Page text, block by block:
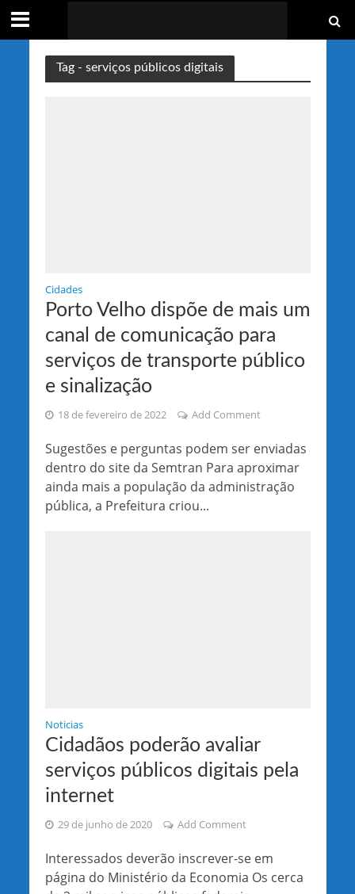
Tag - serviços públicos digitais
Cidades
Porto Velho dispõe de mais um
canal de comunicação para
serviços de transporte público
e sinalização
18 de fevereiro de 2022 Add Comment
Sugestões e perguntas podem ser enviadas
dentro do site da Semtran Para aproximar
ainda mais a população da administração
pública, a Prefeitura criou...
Noticias
Cidadãos poderão avaliar
serviços públicos digitais pela
internet
29 de junho de 2020 Add Comment
Interessados deverão inscrever-se em
página do Ministério da Economia Os cerca